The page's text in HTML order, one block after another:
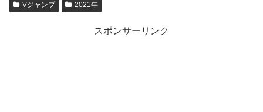
Vジャンプ 2021年
スポンサーリンク